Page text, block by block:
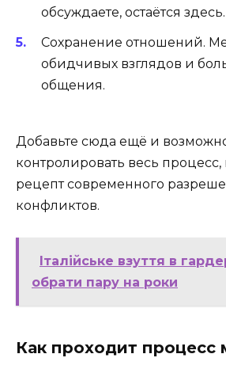
обсуждаете, остаётся здесь.
Сохранение отношений.
обидчивых взглядов и
общения.
Добавьте сюда ещё и
контролировать весь
рецепт современного
конфликтов.
Італійське взуття в
обрати пару на роки
Как проходит процесс